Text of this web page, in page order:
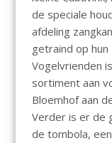
de speciale
afdeling
getraind op hun
Vogelvrienden
sortiment aan
Bloemhof aan
Verder is er de
de tombola,